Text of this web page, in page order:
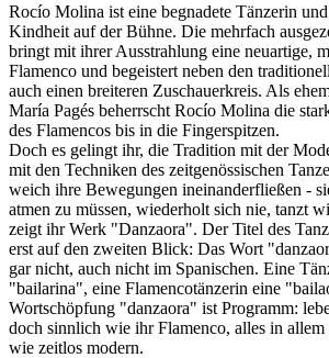
Rocío Molina ist eine begnadete Tänzerin
Kindheit auf der Bühne. Die mehrfach
bringt mit ihrer Ausstrahlung eine neuartige,
Flamenco und begeistert neben den
auch einen breiteren Zuschauerkreis. Als
María Pagés beherrscht Rocío Molina die
des Flamencos bis in die Fingerspitzen.
Doch es gelingt ihr, die Tradition mit der
mit den Techniken des zeitgenössischen
weich ihre Bewegungen ineinanderfließen -
atmen zu müssen, wiederholt sich nie, tanzt
zeigt ihr Werk "Danzaora". Der Titel des
erst auf den zweiten Blick: Das Wort
gar nicht, auch nicht im Spanischen. Eine
"bailarina", eine Flamencotänzerin eine
Wortschöpfung "danzaora" ist Programm:
doch sinnlich wie ihr Flamenco, alles in allem
wie zeitlos modern.